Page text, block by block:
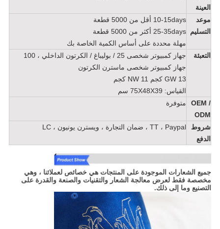
العينة
موعد
التسليم
10-15days أقل من 5000 قطعة
25-35days أكثر من 5000 قطعة
مهلة محددة على أساس الكمية الخاصة بك
التعبئة
جهاز كمبيوتر شخصى 25 / بوليباغ / الكرتون الداخلي ، 100
جهاز كمبيوتر شخصى ماسترن الكرتون
GW 13 كجم NW 11 كجم
القياس: 75X48X39 سم
OEM /
ODM
متوفرة
شروط
الدفع
TT ، Paypal ، ضمان التجارة ، ويسترن يونيون ، LC
جميع الشعارات الموجودة على المنتجات هي خصائص لعملائنا ، وهي
مخصصة فقط لعرض معالجة الشعار والتقنيات والصنعة والقدرة على
التصنيع وما إلى ذلك.